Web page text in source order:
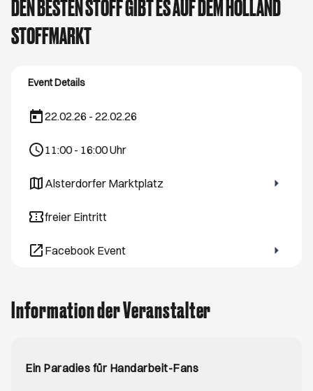
DEN BESTEN STOFF GIBT ES AUF DEM HOLLAND
STOFFMARKT
Event Details
22.02.26 - 22.02.26
11:00 - 16:00Uhr
Alsterdorfer Marktplatz
Öffnet ein neues Browser-Tab
freier Eintritt
Facebook Event
Öffnet ein neues Browser-Tab
Information der Veranstalter
Ein Paradies für Handarbeit-Fans